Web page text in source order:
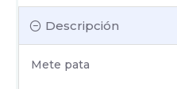
Descripción
Mete pata